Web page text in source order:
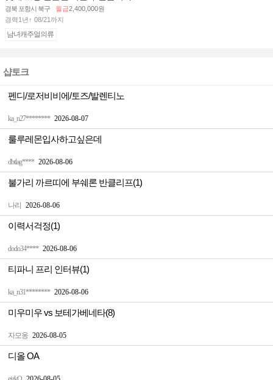
경북 포항시 북구 월급2,400,000원
경력1년↑ 08/21까지
남녀캐주얼의류
샵토크
ka_n27******** 2026-08-07
펜디/로저비비에/토즈/발렌티노
dbtlag**** 2026-08-06
룰루레몬입사하고싶은데
나리 2026-08-06
불가리 까르띠에 부쉐론 반클리프(1)
dodo34**** 2026-08-06
이력서걱정(1)
ka_n31******** 2026-08-06
티파니 프리 인터뷰(1)
자모옹 2026-08-05
미우미우 vs 보테가베네타(8)
디올 OA